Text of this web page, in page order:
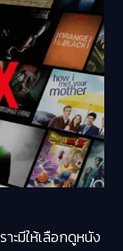
ะมีให้เลือกดูหนัง